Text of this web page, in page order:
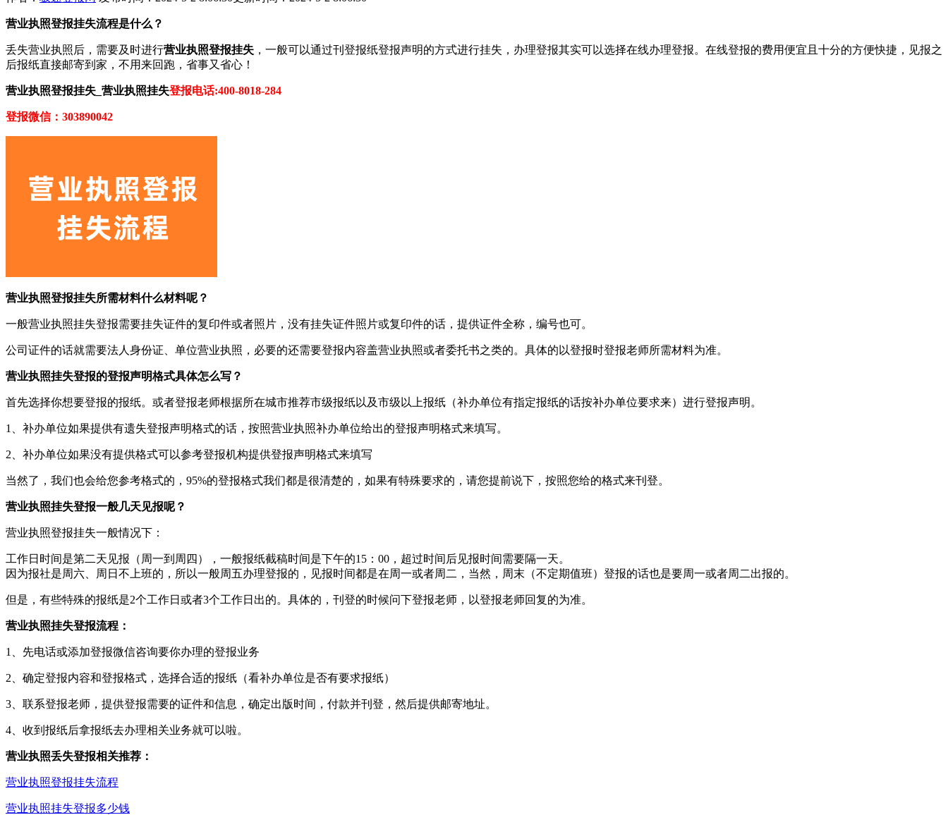
营业执照登报挂失流程是什么？
丢失营业执照后，需要及时进行营业执照登报挂失 ，一般可以通过刊登报纸登报声明的方式进行挂失，办理登报其实可以选择在线办理登报。在线登报的费用便宜且十分的方便快捷，见报之
后报纸直接邮寄到家，不用来回跑，省事又省心！
营业执照登报挂失_营业执照挂失登报电话:400-8018-284
登报微信：303890042
营业执照登报挂失所需材料什么材料呢？
一般营业执照挂失登报需要挂失证件的复印件或者照片，没有挂失证件照片或复印件的话，提供证件全称，编号也可。
公司证件的话就需要法人身份证、单位营业执照，必要的还需要登报内容盖营业执照或者委托书之类的。具体的以登报时登报老师所需材料为准。
营业执照挂失登报的登报声明格式具体怎么写？
首先选择你想要登报的报纸。或者登报老师根据所在城市推荐市级报纸以及市级以上报纸（补办单位有指定报纸的话按补办单位要求来）进行登报声明。
1、补办单位如果提供有遗失登报声明格式的话，按照营业执照补办单位给出的登报声明格式来填写。
2、补办单位如果没有提供格式可以参考登报机构提供登报声明格式来填写
当然了，我们也会给您参考格式的，95%的登报格式我们都是很清楚的，如果有特殊要求的，请您提前说下，按照您给的格式来刊登。
营业执照挂失登报一般几天见报呢？
营业执照登报挂失一般情况下：
工作日时间是第二天见报（周一到周四），一般报纸截稿时间是下午的15：00，超过时间后见报时间需要隔一天。
因为报社是周六、周日不上班的，所以一般周五办理登报的，见报时间都是在周一或者周二，当然，周末（不定期值班）登报的话也是要周一或者周二出报的。
但是，有些特殊的报纸是2个工作日或者3个工作日出的。具体的，刊登的时候问下登报老师，以登报老师回复的为准。
营业执照挂失登报流程：
1、先电话或添加登报微信咨询要你办理的登报业务
2、确定登报内容和登报格式，选择合适的报纸（看补办单位是否有要求报纸）
3、联系登报老师，提供登报需要的证件和信息，确定出版时间，付款并刊登，然后提供邮寄地址。
4、收到报纸后拿报纸去办理相关业务就可以啦。
营业执照丢失登报相关推荐：
营业执照登报挂失流程
营业执照挂失登报多少钱